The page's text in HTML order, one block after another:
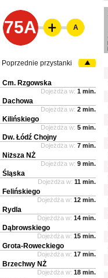
75A A
Poprzednie przystanki
Cm. Rzgowska
Dojeżdża w: 1 min.
Dachowa
Dojeżdża w: 2 min.
Kilińskiego
Dojeżdża w: 5 min.
Dw. Łódź Chojny
Dojeżdża w: 7 min.
Niższa NŻ
Dojeżdża w: 9 min.
Śląska
Dojeżdża w: 11 min.
Felińskiego
Dojeżdża w: 12 min.
Rydla
Dojeżdża w: 14 min.
Dąbrowskiego
Dojeżdża w: 15 min.
Grota-Roweckiego
Dojeżdża w: 17 min.
Brzechwy NŻ
Dojeżdża w: 18 min.